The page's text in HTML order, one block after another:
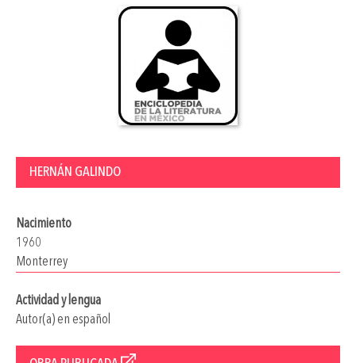
HERNÁN GALINDO
Nacimiento
1960
Monterrey
Actividad y lengua
Autor(a) en español